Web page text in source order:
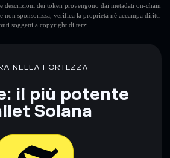
dei token provengono dai metadati on-chain
non sponsorizza, verifica la proprietà né accampa diritti
soggetti a copyright di terzi.
NELLA FORTEZZA
il più potente
Solana